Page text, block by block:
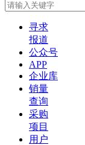
寻求
报道
公众号
APP
企业库
销量
查询
采购
项目
用户